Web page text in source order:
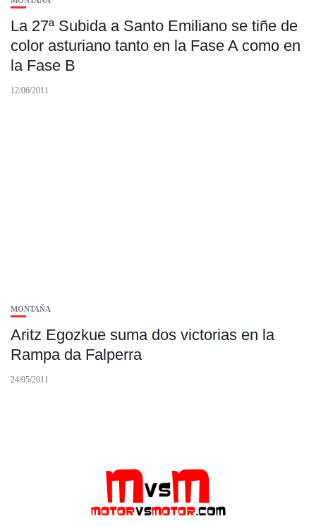
La 27ª Subida a Santo Emiliano se tiñe de
color asturiano tanto en la Fase A como en
la Fase B
12/06/2011
MONTAÑA
Aritz Egozkue suma dos victorias en la
Rampa da Falperra
24/05/2011